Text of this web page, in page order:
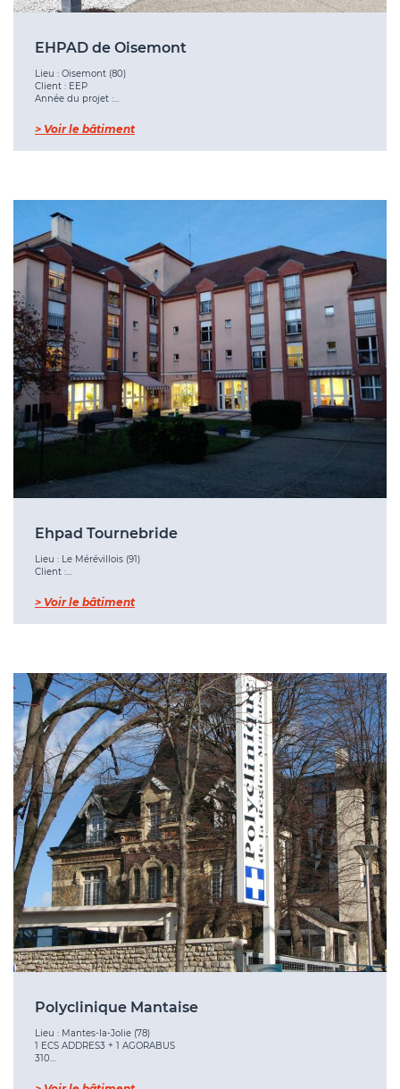
EHPAD de Oisemont
Lieu : Oisemont (80)
Client : EEP
Année du projet :…
> Voir le bâtiment
Ehpad Tournebride
Lieu : Le Mérévillois (91)
Client :…
> Voir le bâtiment
Polyclinique Mantaise
Lieu : Mantes-la-Jolie (78)
1 ECS ADDRES3 + 1 AGORABUS
310…